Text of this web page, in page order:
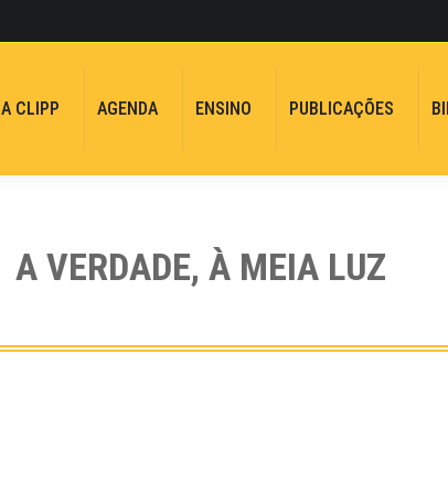
A CLIPP AGENDA ENSINO PUBLICAÇÕES
A VERDADE, À MEIA LUZ